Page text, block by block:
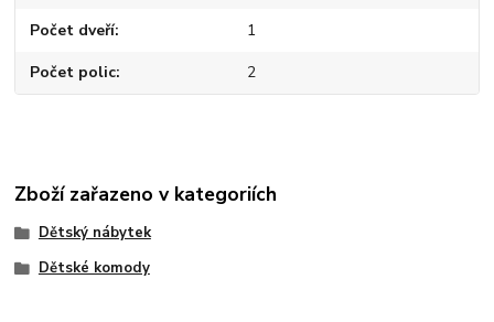
Počet dveří 1
Počet polic 2
Zboží zařazeno v kategoriích
Dětský nábytek
Dětské komody